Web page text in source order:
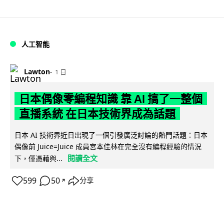
人工智能
Lawton 1 日
日本偶像零編程知識 靠 AI 搞了一整個
直播系統 在日本技術界成為話題
日本 AI 技術界近日出現了一個引發廣泛討論的熱門話題：日本
偶像前 Juice=Juice 成員宮本佳林在完全沒有編程經驗的情況
下，僅憑藉與...
閱讀全文
599 50 ↗ 分享